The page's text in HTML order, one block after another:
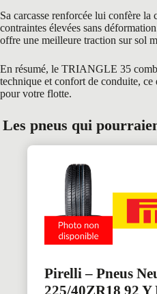
Sa carcasse renforcée lui confère la
contraintes élevées sans
offre une meilleure traction sur sol
En résumé, le TRIANGLE 35
technique et confort de conduite,
pour votre flotte.
Les pneus qui
Pirelli – Pneus
225/40ZR18 92